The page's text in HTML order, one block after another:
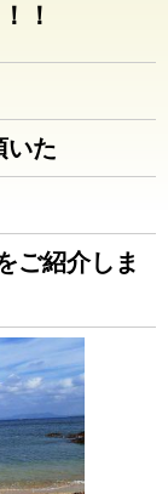
！
いた
ご紹介しま